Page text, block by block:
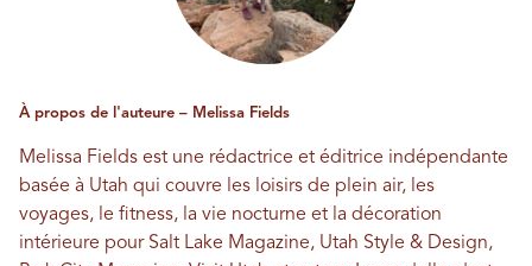
À propos de l'auteure – Melissa Fields
Melissa Fields est une rédactrice et éditrice indépendante
basée à Utah qui couvre les loisirs de plein air, les
voyages, le fitness, la vie nocturne et la décoration
intérieure pour Salt Lake Magazine, Utah Style & Design,